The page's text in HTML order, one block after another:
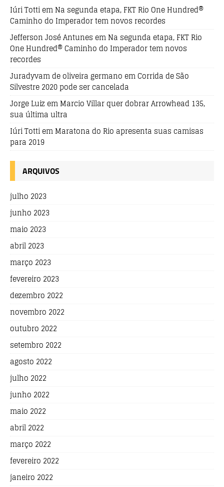
Iúri Totti em Na segunda etapa, FKT Rio One Hundred®
Caminho do Imperador tem novos recordes
Jefferson José Antunes em Na segunda etapa, FKT Rio
One Hundred® Caminho do Imperador tem novos
recordes
Juradyvam de oliveira germano emCorrida de São
Silvestre 2020 pode ser cancelada
Jorge Luiz em Marcio Villar quer dobrar Arrowhead 135,
sua última ultra
Iúri Totti em Maratona do Rio apresenta suas camisas
para 2019
ARQUIVOS
julho 2023
junho 2023
maio 2023
abril 2023
março 2023
fevereiro 2023
dezembro 2022
novembro 2022
outubro 2022
setembro 2022
agosto 2022
julho 2022
junho 2022
maio 2022
abril 2022
março 2022
fevereiro 2022
janeiro 2022